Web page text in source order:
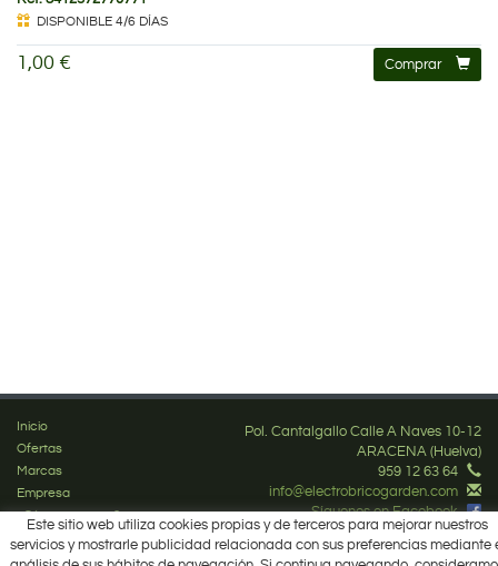
DISPONIBLE 4/6 DÍAS
1,00 € Comprar
Inicio
Ofertas
Marcas
Empresa
¿Cómo comprar?
Contacto
Área Privada
Pol. Cantalgallo Calle A Naves 10-12
ARACENA (Huelva)
959 12 63 64
info@electrobricogarden.com
Síguenos en Facebook
Este sitio web utiliza cookies propias y de terceros para mejorar nuestros
servicios y mostrarle publicidad relacionada con sus preferencias mediante